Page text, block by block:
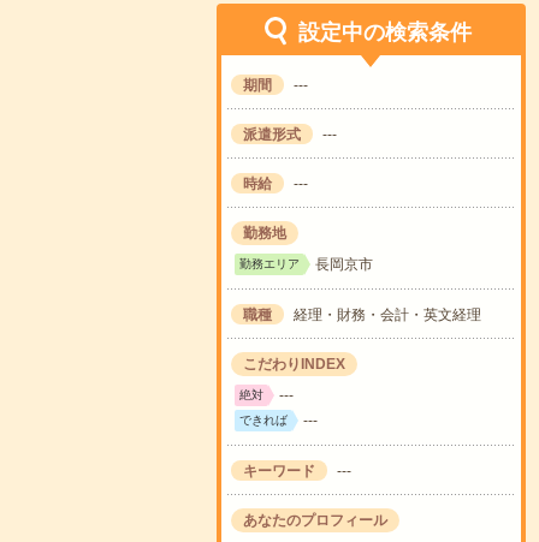
設定中の検索条件
期間 ---
派遣形式 ---
時給 ---
勤務地
勤務エリア 長岡京市
職種 経理・財務・会計・英文経理
こだわりINDEX
絶対 ---
できれば ---
キーワード ---
あなたのプロフィール